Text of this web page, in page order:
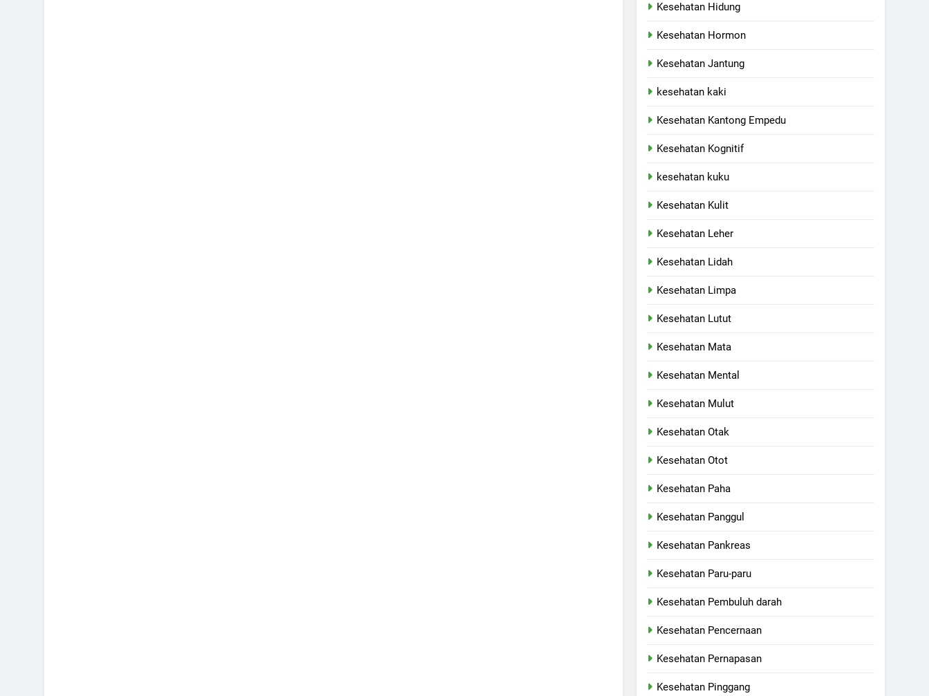
Kesehatan Hidung
Kesehatan Hormon
Kesehatan Jantung
kesehatan kaki
Kesehatan Kantong Empedu
Kesehatan Kognitif
kesehatan kuku
Kesehatan Kulit
Kesehatan Leher
Kesehatan Lidah
Kesehatan Limpa
Kesehatan Lutut
Kesehatan Mata
Kesehatan Mental
Kesehatan Mulut
Kesehatan Otak
Kesehatan Otot
Kesehatan Paha
Kesehatan Panggul
Kesehatan Pankreas
Kesehatan Paru-paru
Kesehatan Pembuluh darah
Kesehatan Pencernaan
Kesehatan Pernapasan
Kesehatan Pinggang